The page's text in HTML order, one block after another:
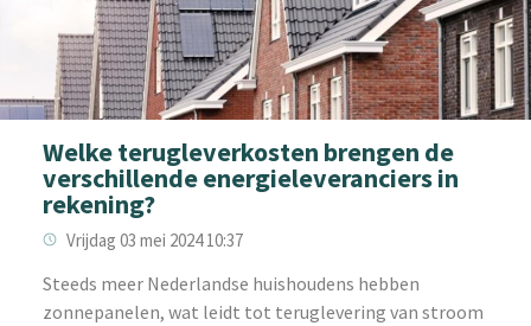
Welke terugleverkosten brengen de
verschillende energieleveranciers in
rekening?
Vrijdag 03 mei 2024 10:37
Steeds meer Nederlandse huishoudens hebben
zonnepanelen, wat leidt tot teruglevering van stroom